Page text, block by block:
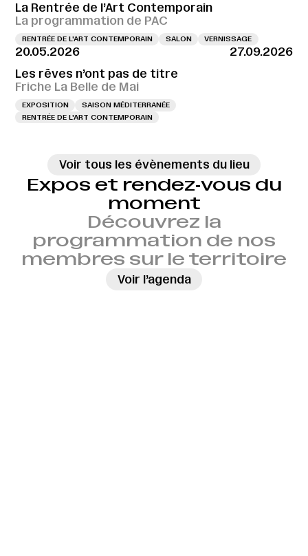
La Rentrée de l’Art Contemporain
La programmation de PAC
RENTRÉE DE L'ART CONTEMPORAIN SALON VERNISSAGE
20.05.2026
27.09.2026
Les rêves n’ont pas de titre
Friche La Belle de Mai
EXPOSITION
SAISON MÉDITERRANÉE
RENTRÉE DE L'ART CONTEMPORAIN
Voir tous les évènements du lieu
Expos et rendez‑vous du
moment
Découvrez la
programmation de nos
membres sur le territoire
Voir l’agenda